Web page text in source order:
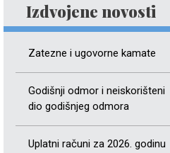
Izdvojene novosti
Zatezne i ugovorne kamate
Godišnji odmor i neiskorišteni
dio godišnjeg odmora
Uplatni računi za 2026. godinu